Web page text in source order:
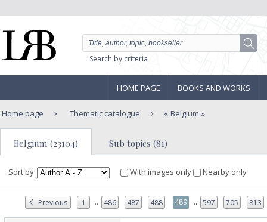
Search by criteria
HOME PAGE BOOKS AND WORKS
Home page Thematic catalogue Belgium
Belgium (23104) Sub topics (81)
Sort by With images only Nearby only
Previous 1 ... 486 487 488 489 ... 597 705 813